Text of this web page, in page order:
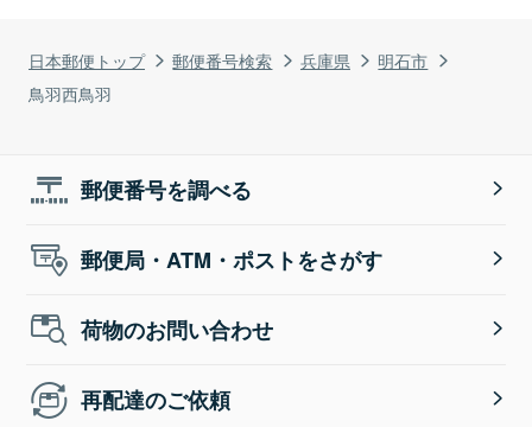
日本郵便トップ 郵便番号検索 兵庫県
明石市
鳥羽西鳥羽
郵便番号を調べる
郵便局・ATM・ポストをさがす
荷物のお問い合わせ
再配達のご依頼